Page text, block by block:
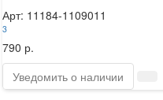
Арт: 11184-1109011
3
790 р.
Уведомить о наличии